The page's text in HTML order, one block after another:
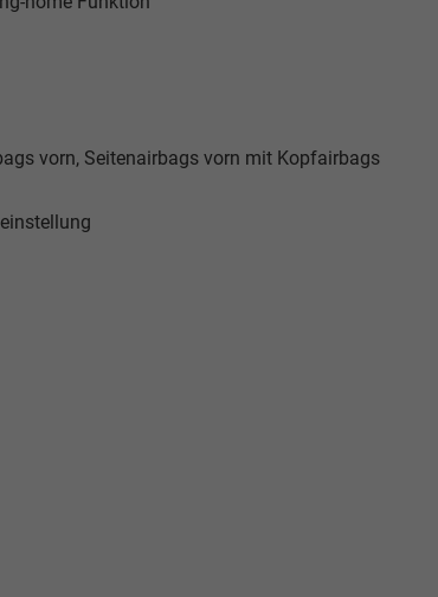
vorn, Seitenairbags vorn mit Kopfairbags